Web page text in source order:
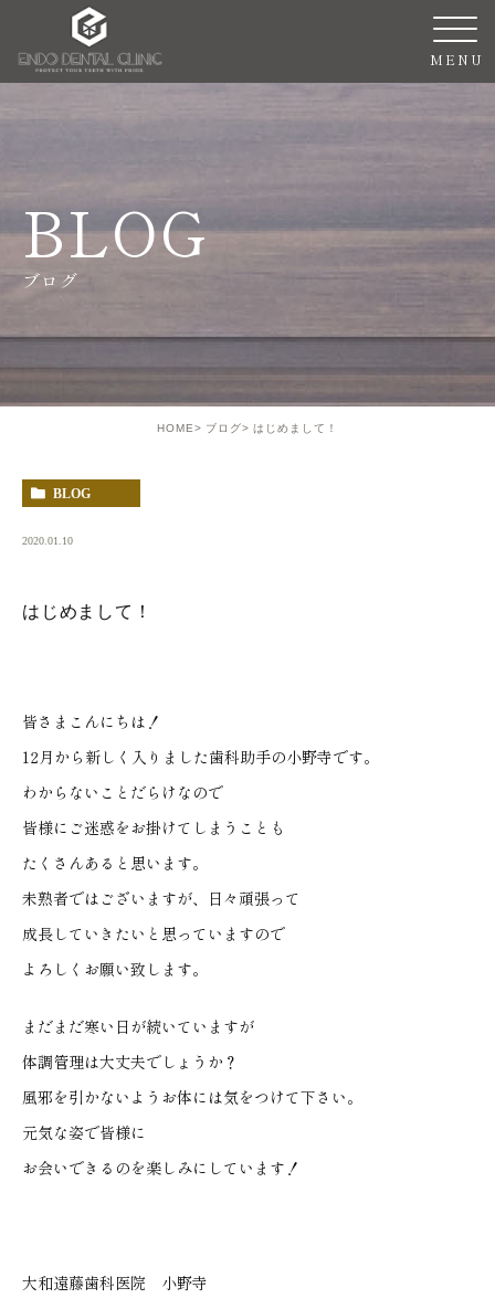
BLOG
ブログ
HOME ブログ はじめまして！
BLOG
2020.01.10
はじめまして！
皆さまこんにちは！
12月から新しく入りました歯科助手の小野寺です。
わからないことだらけなので
皆様にご迷惑をお掛けてしまうことも
たくさんあると思います。
未熟者ではございますが、日々頑張って
成長していきたいと思っていますので
よろしくお願い致します。
まだまだ寒い日が続いていますが
体調管理は大丈夫でしょうか？
風邪を引かないようお体には気をつけて下さい。
元気な姿で皆様に
お会いできるのを楽しみにしています！
大和遠藤歯科医院 小野寺